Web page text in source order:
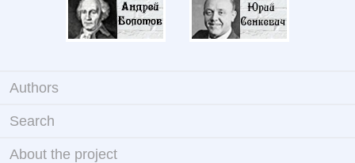
Authors
Search
About the project